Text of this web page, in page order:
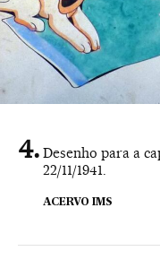
Desenho para a
22/11/1941.
ACERVO IMS